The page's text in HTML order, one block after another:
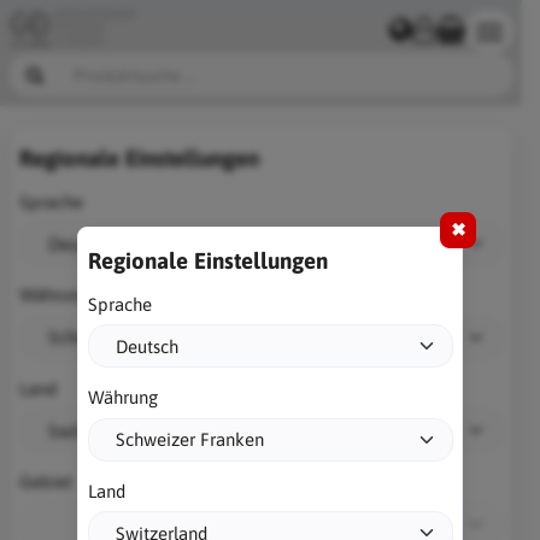
Regionale Einstellungen
Sprache
Währung
Land
Gebiet
✖
Regionale Einstellungen
Sprache
Währung
Land